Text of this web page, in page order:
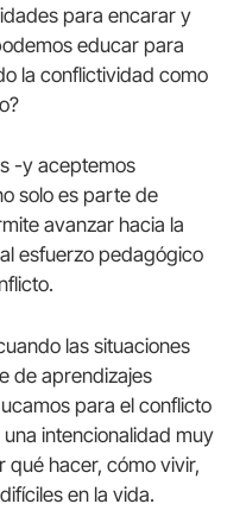
para encarar y
educar para
la conflictividad como
-y aceptemos
solo es parte de
avanzar hacia la
esfuerzo pedagógico
las situaciones
de aprendizajes
para el conflicto
intencionalidad muy
qué hacer, cómo vivir,
en la vida.